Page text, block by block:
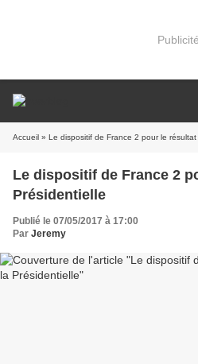
Publicité
Accueil » Le dispositif de France 2 pour le
Le dispositif de France 2
Présidentielle
Publié le 07/05/2017 à 17:00
Par Jeremy